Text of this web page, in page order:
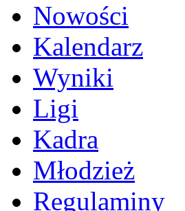
Nowości
Kalendarz
Wyniki
Ligi
Kadra
Młodzież
Regulaminy